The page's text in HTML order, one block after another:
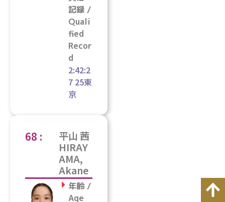
記録 /
Quali
fied
Recor
d
2:42:2
7 25東
京
68 :
平山 茜
HIRAY
AMA,
Akane
年齢 /
Age